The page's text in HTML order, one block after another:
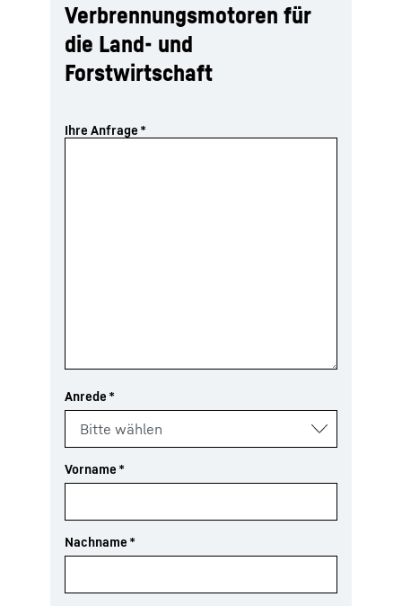
Verbrennungsmotoren für
die Land- und
Forstwirtschaft
Ihre Anfrage *
Anrede *
Vorname *
Nachname *